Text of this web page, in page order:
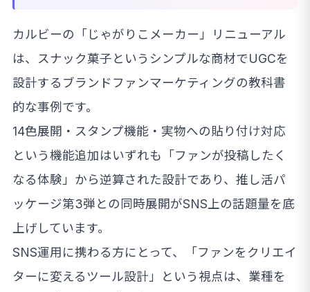
カルビーの「じゃがりこメーカー」リニューアル
は、スナック菓子というシンプルな商材でUGCを
設計するブランドファンマーケティングの教科書
的な事例です。
14色展開・スタンプ機能・実物への貼り付け対応
という機能追加はいずれも「ファンが投稿したく
なる体験」から逆算された設計であり、推し活パ
ッケージ第3弾との同時展開がSNS上の話題量を底
上げしています。
SNS運用に携わる方にとって、「ファンをクリエイ
ターに変えるツール設計」という視点は、業種を